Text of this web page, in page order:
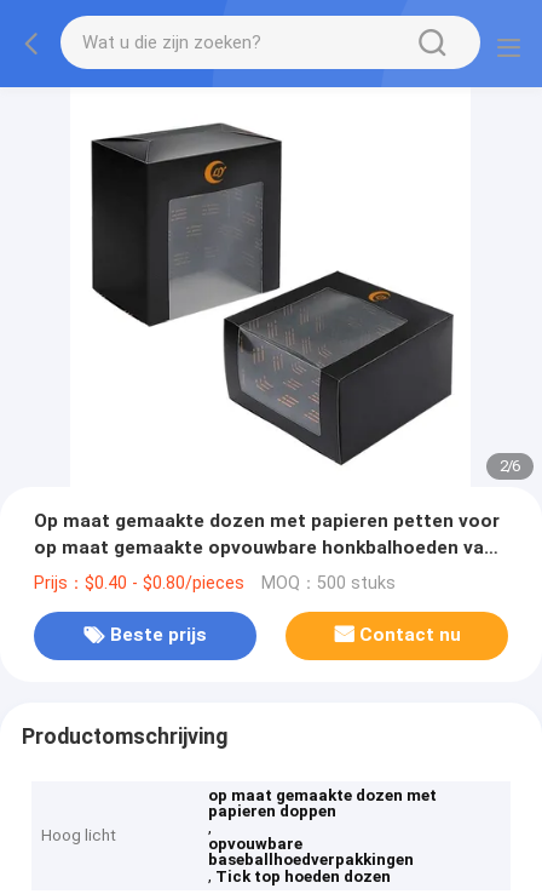
2/6
Op maat gemaakte dozen met papieren petten voor
op maat gemaakte opvouwbare honkbalhoeden van
verschillende vormen
Prijs：$0.40 - $0.80/pieces MOQ：500 stuks
Beste prijs Contact nu
Productomschrijving
Hoog licht
op maat gemaakte dozen met
papieren doppen
,
opvouwbare
baseballhoedverpakkingen
, Tick top hoeden dozen